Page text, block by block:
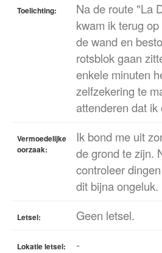
Toelichting:
Na de route "La
kwam ik terug
de wand en
rotsblok gaan
enkele minuten
zelfzekering te
attenderen dat
Vermoedelijke
oorzaak:
Ik bond me uit
de grond te zijn.
controleer
dit bijna ongeluk.
Letsel: Geen letsel.
Lokatie letsel: -